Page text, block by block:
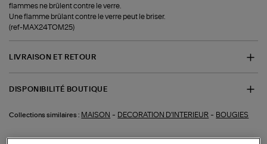
flammes ne brûlent contre le verre.
Une flamme brûlant contre le verre peut le briser.
(ref-MAX24TOM25)
LIVRAISON ET RETOUR
DISPONIBILITÉ BOUTIQUE
Collections similaires : MAISON - DECORATION D'INTERIEUR - BOUGIES